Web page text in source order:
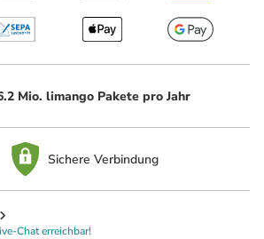
Mio. limango Pakete pro Jahr
Sichere Verbindung
Chat erreichbar!